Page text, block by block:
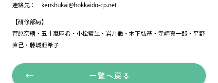
連絡先： kenshukai@hokkaido-cp.net
【研修部局】
菅原奈緒・五十嵐麻希・小松藍生・岩井徹・木下弘基・寺崎真一郎・平野
直己・藤城亜希子